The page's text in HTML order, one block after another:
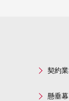
契約
懸垂